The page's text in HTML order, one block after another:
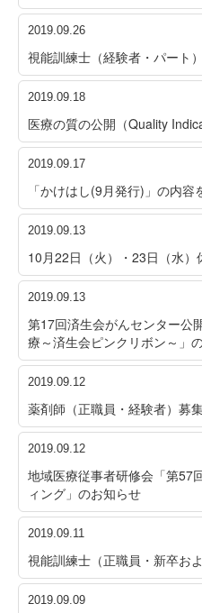
2019.09.26
視能訓練士（経験者・パート
2019.09.18
医療の質の公開（Quality
2019.09.17
「かけはし(9月発行)」の内容
2019.09.13
10月22日（火）・23日（水）
2019.09.13
第17回済生会がんセンター公
療～済生会ピンクリボン～」
2019.09.12
薬剤師（正職員・経験者）募
2019.09.12
地域医療従事者研修会「第57
ィング」のお知らせ
2019.09.11
視能訓練士（正職員・新卒お
2019.09.09